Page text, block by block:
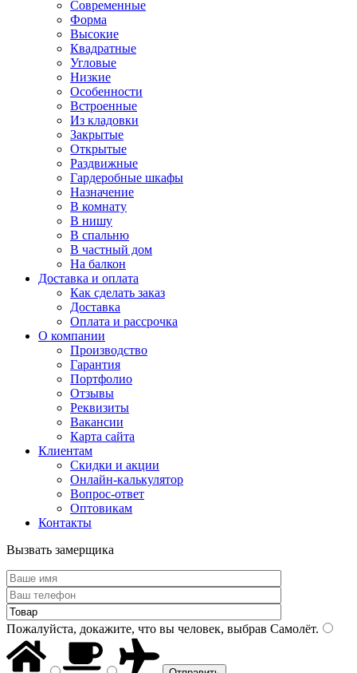
Современные
Форма
Высокие
Квадратные
Угловые
Низкие
Особенности
Встроенные
Из кладовки
Закрытые
Открытые
Раздвижные
Гардеробные шкафы
Назначение
В комнату
В нишу
В спальню
В частный дом
На балкон
Доставка и оплата
Как сделать заказ
Доставка
Оплата и рассрочка
О компании
Производство
Гарантия
Портфолио
Отзывы
Реквизиты
Вакансии
Карта сайта
Клиентам
Скидки и акции
Онлайн-калькулятор
Вопрос-ответ
Оптовикам
Контакты
Вызвать замерщика
Пожалуйста, докажите, что вы человек, выбрав Самолёт.